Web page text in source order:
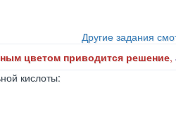
Другие задания
цветом приводится решение,
кислоты: